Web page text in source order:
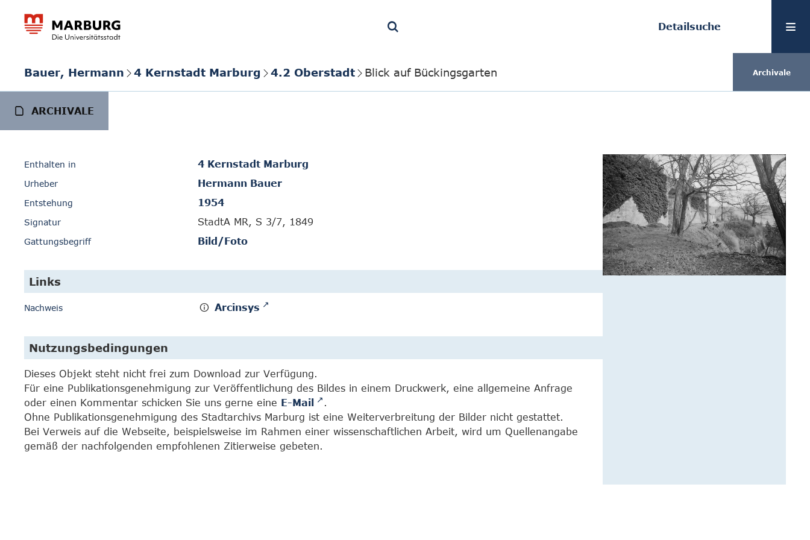
Detailsuche
Bauer, Hermann 4 Kernstadt Marburg 4.2 Oberstadt Blick auf Bückingsgarten Archivale
ARCHIVALE
Enthalten in 4 Kernstadt Marburg
Urheber Hermann Bauer
Entstehung 1954
Signatur StadtA MR, S 3/7, 1849
Gattungsbegriff Bild/Foto
Links
Nachweis Arcinsys
Nutzungsbedingungen
Dieses Objekt steht nicht frei zum Download zur Verfügung.
Für eine Publikationsgenehmigung zur Veröffentlichung des Bildes in einem Druckwerk, eine allgemeine Anfrage
oder einen Kommentar schicken Sie uns gerne eine E-Mail
.
Ohne Publikationsgenehmigung des Stadtarchivs Marburg ist eine Weiterverbreitung der Bilder nicht gestattet.
Bei Verweis auf die Webseite, beispielsweise im Rahmen einer wissenschaftlichen Arbeit, wird um Quellenangabe
gemäß der nachfolgenden empfohlenen Zitierweise gebeten.